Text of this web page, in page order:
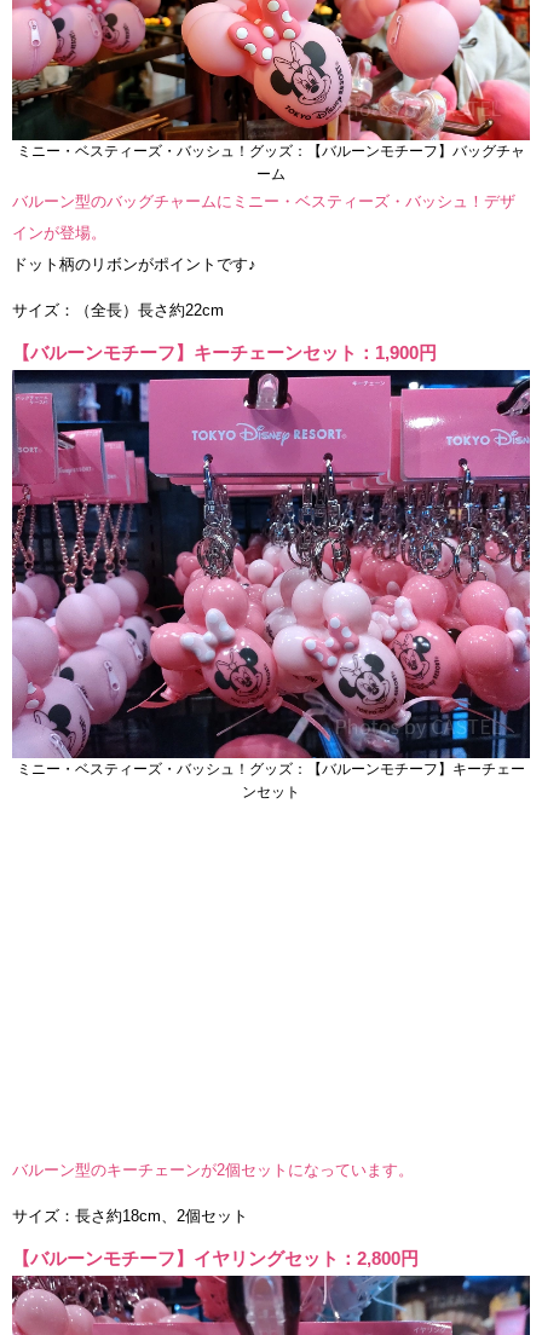
ミニー・ベスティーズ・バッシュ！グッズ：【バルーンモチーフ】バッグチャ
ーム
バルーン型のバッグチャームにミニー・ベスティーズ・バッシュ！デザ
インが登場。
ドット柄のリボンがポイントです♪
サイズ：（全長）長さ約22cm
【バルーンモチーフ】キーチェーンセット：1,900円
ミニー・ベスティーズ・バッシュ！グッズ：【バルーンモチーフ】キーチェー
ンセット
バルーン型のキーチェーンが2個セットになっています。
サイズ：長さ約18cm、2個セット
【バルーンモチーフ】イヤリングセット：2,800円